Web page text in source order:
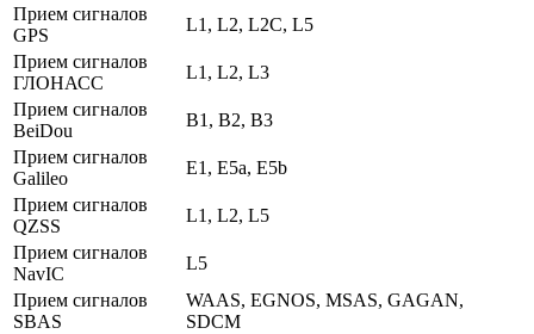
Прием сигналов
GPS
L1, L2, L2C, L5
Прием сигналов
ГЛОНАСС
L1, L2, L3
Прием сигналов
BeiDou
B1, B2, B3
Прием сигналов
Galileo
E1, E5a, E5b
Прием сигналов
QZSS
L1, L2, L5
Прием сигналов
NavIC
L5
Прием сигналов
SBAS
WAAS, EGNOS, MSAS, GAGAN,
SDCM